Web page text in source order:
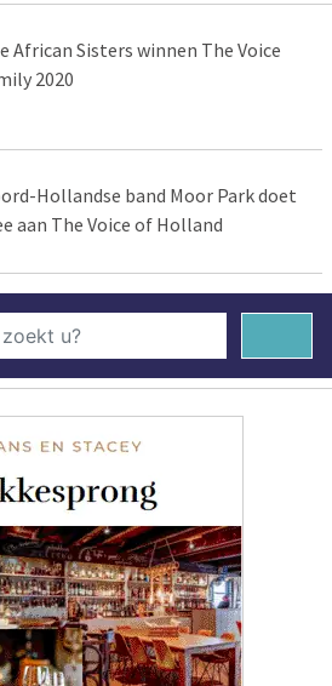
African Sisters winnen The Voice
2020
Hollandse band Moor Park doet
aan The Voice of Holland